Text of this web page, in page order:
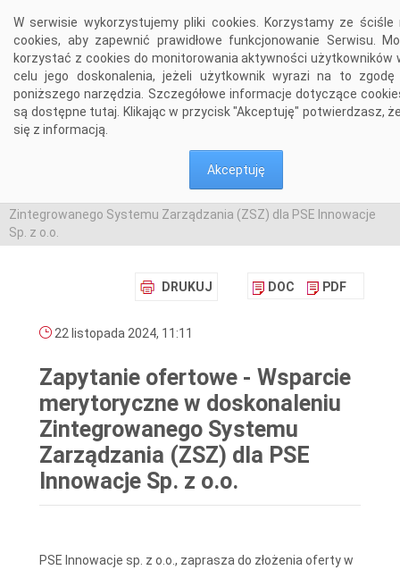
W serwisie wykorzystujemy pliki cookies. Korzystamy ze ściśle
cookies, aby zapewnić prawidłowe funkcjonowanie Serwisu.
korzystać z cookies do monitorowania aktywności użytkowników
celu jego doskonalenia, jeżeli użytkownik wyrazi na to
poniższego narzędzia. Szczegółowe informacje dotyczące
są dostępne tutaj . Klikając w przycisk "Akceptuję" potwierdzasz,
się z informacją.
Akceptuję
Zintegrowanego Systemu Zarządzania (ZSZ) dla PSE Innowacje
Sp. z o.o.
DRUKUJ DOC PDF
22 listopada 2024, 11:11
Zapytanie ofertowe - Wsparcie
merytoryczne w doskonaleniu
Zintegrowanego Systemu
Zarządzania (ZSZ) dla PSE
Innowacje Sp. z o.o.
PSE Innowacje sp. z o.o., zaprasza do złożenia oferty w